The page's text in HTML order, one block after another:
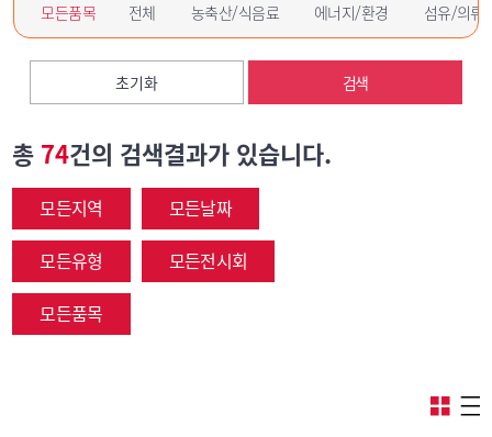
모든품목 전체 농축산/식음료 에너지/환경 섬유/의류
초기화 검색
총 74건의 검색결과가 있습니다.
모든지역
모든날짜
모든유형
모든전시회
모든품목